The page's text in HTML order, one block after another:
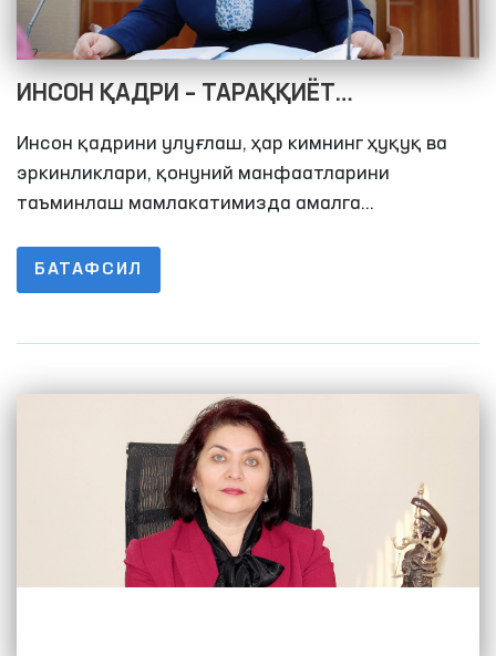
ИНСОН ҚАДРИ – ТАРАҚҚИЁТ
СТРАТЕГИЯСИНИНГ АСОСИ
Инсон қадрини улуғлаш, ҳар кимнинг ҳуқуқ ва
эркинликлари, қонуний манфаатларини
таъминлаш мамлакатимизда амалга
йўналишига айланди.
БАТАФСИЛ